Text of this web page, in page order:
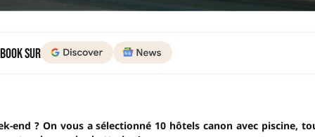
sur
end ? On vous a sélectionné 10 hôtels canon avec piscine,